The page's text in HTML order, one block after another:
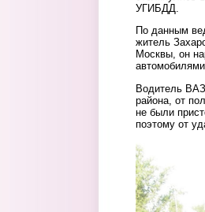
УГИБДД.
По данным
житель
Москвы, он
Водитель
района, от
не были
поэтому от
2.jpg